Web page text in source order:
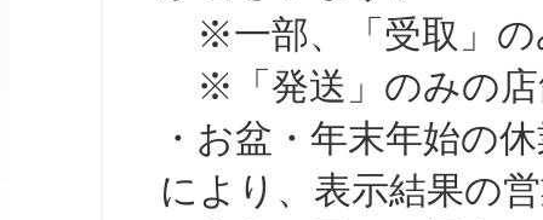
※一部、「受取」の
※「発送」のみの店
・お盆・年末年始の
により、表示結果の